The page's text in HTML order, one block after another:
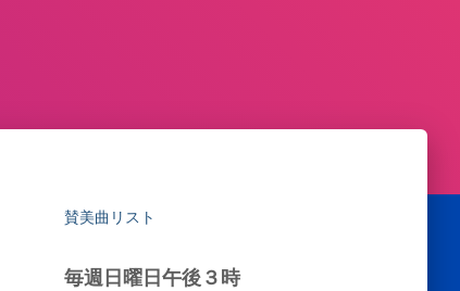
賛美曲リスト
毎週日曜日午後３時